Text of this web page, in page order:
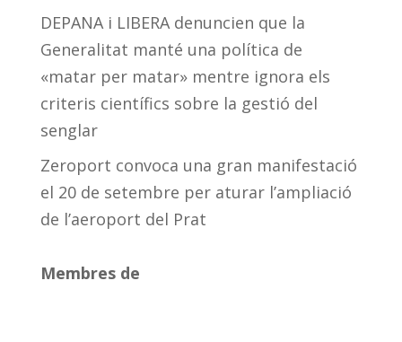
DEPANA i LIBERA denuncien que la
Generalitat manté una política de
«matar per matar» mentre ignora els
criteris científics sobre la gestió del
senglar
Zeroport convoca una gran manifestació
el 20 de setembre per aturar l’ampliació
de l’aeroport del Prat
Membres de